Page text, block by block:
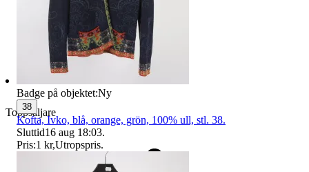
Toppsäljare
Badge på objektet:Ny
38
Kofta, Ivko, blå, orange, grön, 100% ull, stl. 38.
Sluttid16 aug 18:03.
Pris:1 kr,Utropspris.